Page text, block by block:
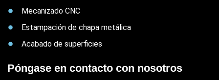
Mecanizado CNC
Estampación de chapa metálica
Acabado de superficies
Póngase en contacto con nosotros